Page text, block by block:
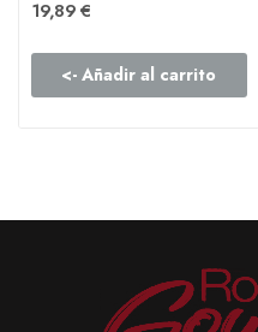
19,89 €
<- Añadir al carrito